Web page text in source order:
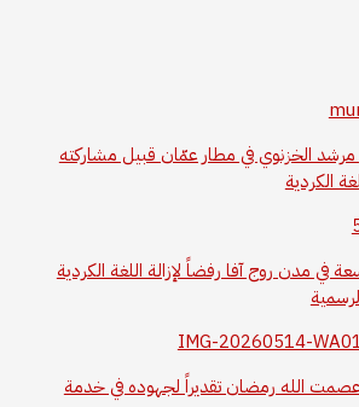
الخزنوي في مطار عمّان قبيل مشاركته
الكردية
في مدن روج آفا رفضاً لإزالة اللغة الكردية
عصمت الله رمضان تقديراً لجهوده في خدمة